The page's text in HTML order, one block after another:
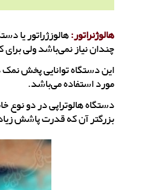
هالوژنراتور:هالوزژراتور یا
چندان نیاز نمی‌باشد ولی
این دستگاه توانایی پخش
مورد استفاده می‌باشد.
بزرگتر آن که قدرت پاشش زیادی نیز دارد